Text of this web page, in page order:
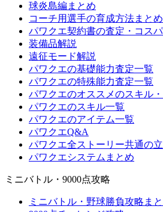
球炎島編まとめ
コーチ用選手の育成方法まとめ
パワクエ契約書の査定・コス
装備品解説
遠征モード解説
パワクエの基礎能力査定一覧
パワクエの特殊能力査定一覧
パワクエのオススメのスキル
パワクエのスキル一覧
パワクエのアイテム一覧
パワクエQ&A
パワクエ全ストーリー共通の
パワクエシステムまとめ
ミニバトル・9000点攻略
ミニバトル・野球勝負攻略ま